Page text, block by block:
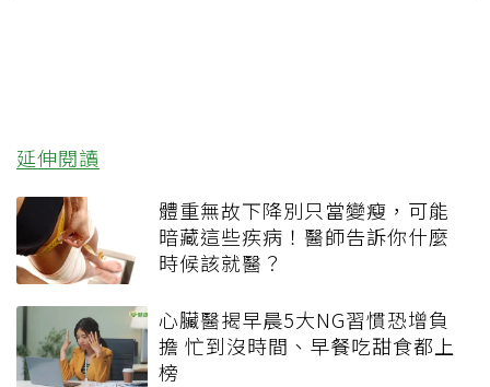
延伸閱讀
體重無故下降別只當變瘦，可能
暗藏這些疾病！醫師告訴你什麼
時候該就醫？
心臟醫揭早晨5大NG習慣恐增負
擔 忙到沒時間、早餐吃甜食都上
榜